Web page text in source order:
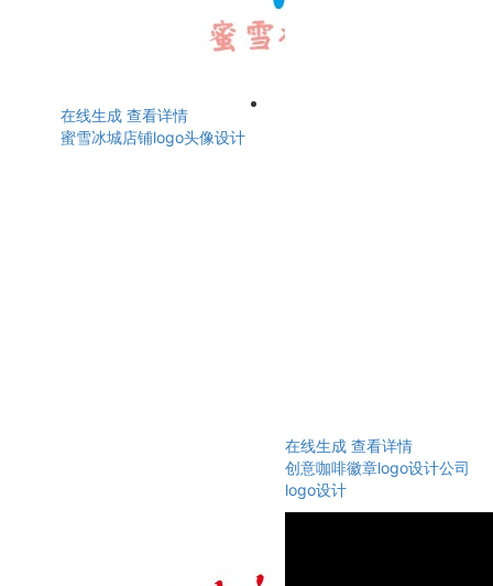
在线生成 查看详情
蜜雪冰城店铺logo头像设计
在线生成 查看详情
创意咖啡徽章logo设计公司
logo设计